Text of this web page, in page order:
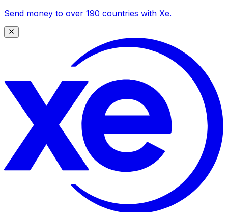
Send money to over 190 countries with Xe.